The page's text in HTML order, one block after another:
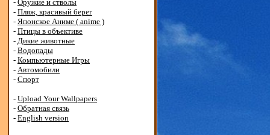
- Оружие и стволы
- Пляж, красивый берег
- Японское Аниме ( anime )
- Птицы в объективе
- Дикие животные
- Водопады
- Компьютерные Игры
- Автомобили
- Спорт
- Upload Your Wallpapers
- Обратная связь
- English version